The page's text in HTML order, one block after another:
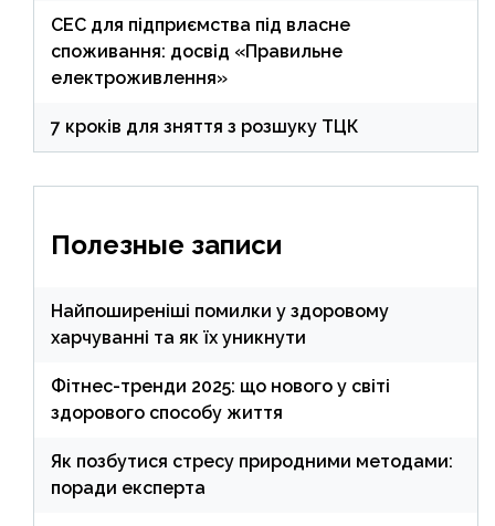
СЕС для підприємства під власне
споживання: досвід «Правильне
електроживлення»
7 кроків для зняття з розшуку ТЦК
Полезные записи
Найпоширеніші помилки у здоровому
харчуванні та як їх уникнути
Фітнес-тренди 2025: що нового у світі
здорового способу життя
Як позбутися стресу природними методами:
поради експерта